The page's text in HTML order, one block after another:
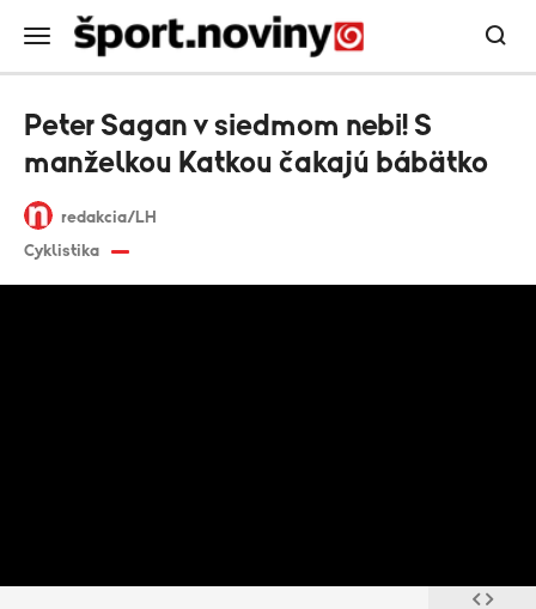
redakcia/LH
Cyklistika
Peter Sagan v siedmom nebi! S
manželkou Katkou čakajú bábätko